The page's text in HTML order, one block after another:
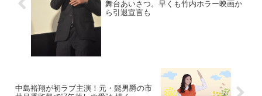
舞台あいさつ。早くも竹内ホラー映画か
ら引退宣言も
中島裕翔が初ラブ主演！元・髭男爵の市